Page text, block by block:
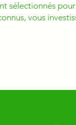
sélectionnés
vous